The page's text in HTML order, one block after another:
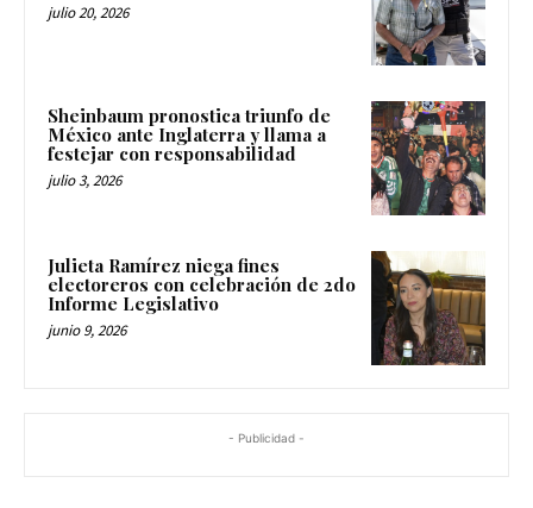
julio 20, 2026
Sheinbaum pronostica triunfo de
México ante Inglaterra y llama a
festejar con responsabilidad
julio 3, 2026
Julieta Ramírez niega fines
electoreros con celebración de 2do
Informe Legislativo
junio 9, 2026
- Publicidad -